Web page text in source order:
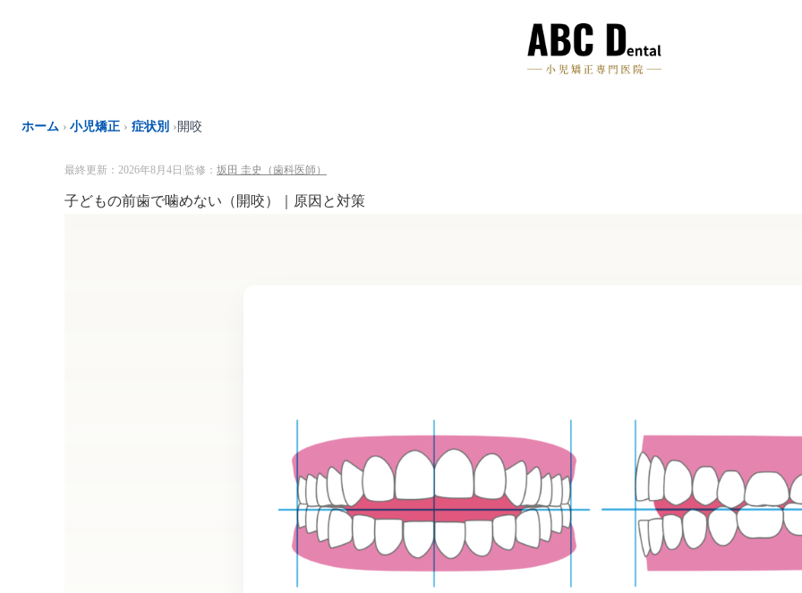
ホーム › 小児矯正 › 症状別 › 開咬
最終更新：2026年8月4日 監修： 坂田 圭史（歯科医師）
子どもの前歯で噛めない（開咬）｜原因と対策